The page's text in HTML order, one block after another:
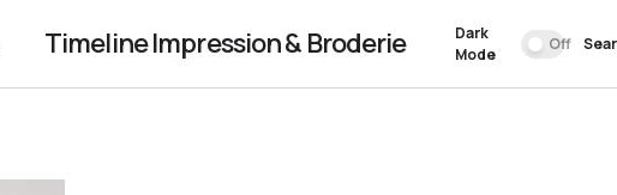
Timeline Impression & Broderie
Dark
Mode
Off